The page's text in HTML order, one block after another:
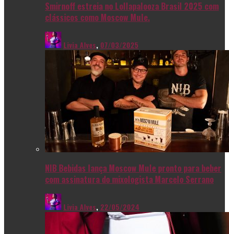
Smirnoff estreia no Lollapalooza Brasil 2025 com
clássicos como Moscow Mule.
Livia Alves, 07/03/2025
NIB Bebidas lança Moscow Mule pronto para beber
com assinatura do mixologista Marcelo Serrano
Livia Alves, 22/05/2024